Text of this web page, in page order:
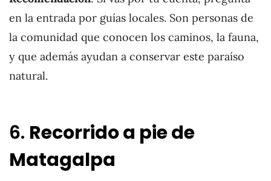
en la entrada por guías locales. Son personas de
la comunidad que conocen los caminos, la fauna,
y que además ayudan a conservar este paraíso
natural.
6. Recorrido a pie de
Matagalpa